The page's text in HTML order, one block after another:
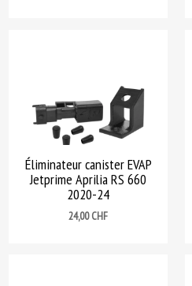
Éliminateur canister EVAP
Jetprime Aprilia RS 660
2020-24
Prix
24,00 CHF